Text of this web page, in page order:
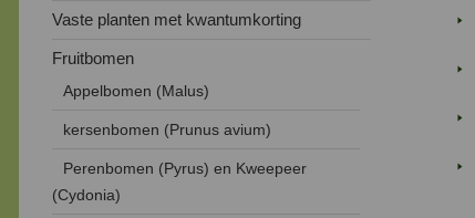
Vaste planten met kwantumkorting
Fruitbomen
Appelbomen (Malus)
kersenbomen (Prunus avium)
Perenbomen (Pyrus) en Kweepeer
(Cydonia)